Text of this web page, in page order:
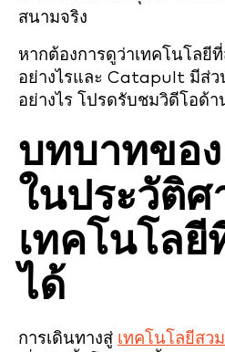
สนามจริง
หากต้องการดูว่าเทคโนโลยี
อย่างไรและ Catapult มีส่
อย่างไร โปรดรับชมวิดีโอด้า
บทบาทของ
ในประวัติศ
เทคโนโลยี
ได้
การเดินทางสู่ เทคโนโลยีสว